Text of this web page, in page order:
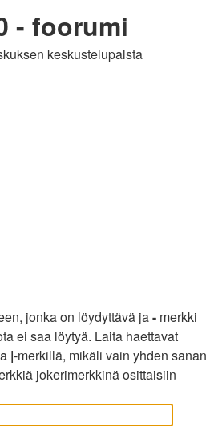
- foorumi
keskustelupalsta
jonka on löydyttävä ja- merkki
ei saa löytyä. Laita haettavat
|-merkillä, mikäli vain yhden sanan
jokerimerkkinä osittaisiin